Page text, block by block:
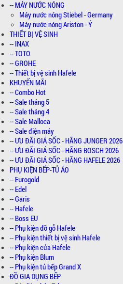
-- MÁY NƯỚC NÓNG
Máy nước nóng Stiebel - Germany
Máy nước nóng Ariston - Ý
THIẾT BỊ VỆ SINH
-- INAX
-- TOTO
-- GROHE
-- Thiết bị vệ sinh Hafele
KHUYẾN MÃI
-- Combo Hot
-- Sale tháng 5
-- Sale tháng 4
-- Sale Malloca
-- Sale điện máy
-- ƯU ĐÃI GIÁ SỐC - HÃNG JUNGER 2026
-- ƯU ĐÃI GIÁ SỐC - HÃNG BOSCH 2026
-- ƯU ĐÃI GIÁ SỐC - HÃNG HAFELE 2026
PHỤ KIỆN BẾP-TỦ ÁO
-- Eurogold
-- Edel
-- Garis
-- Hafele
-- Boss EU
-- Phụ kiện đồ gỗ Hafele
-- Phụ kiện thiết bị vệ sinh Hafele
-- Phụ kiện cửa Hafele
-- Phụ kiện Blum
-- Phụ kiện tủ bếp Grand X
ĐỒ GIA DỤNG BẾP